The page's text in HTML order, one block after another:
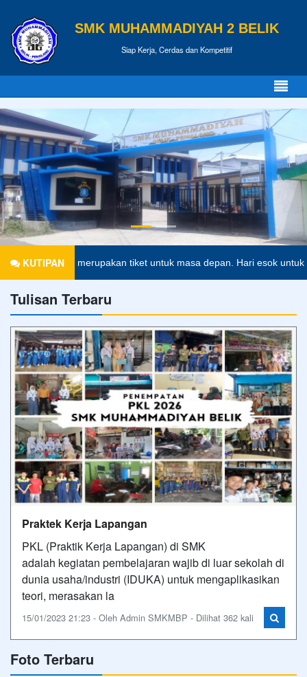
SMK MUHAMMADIYAH 2 BELIK
Siap Kerja, Cerdas dan Kompetitif
KUTIPANmerupakan tiket untuk masa depan. Hari esok untuk
Tulisan Terbaru
Praktek Kerja Lapangan
PKL (Praktik Kerja Lapangan) di SMK
adalah kegiatan pembelajaran wajib di luar sekolah di
dunia usaha/industri (IDUKA) untuk mengaplikasikan
teori, merasakan la
15/01/2023 21:23 - Oleh Admin SMKMBP - Dilihat 362 kali
Foto Terbaru